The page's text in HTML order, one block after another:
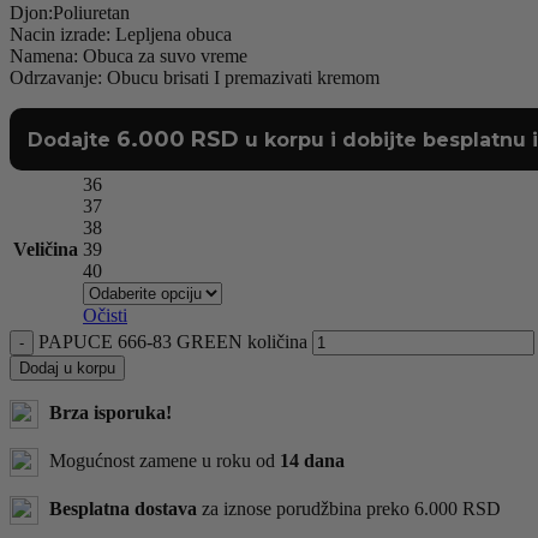
Djon:Poliuretan
Nacin izrade: Lepljena obuca
Namena: Obuca za suvo vreme
Odrzavanje: Obucu brisati I premazivati kremom
Dodajte 6.000 RSD u korpu i dobijte besplatnu
Veličina
36
37
38
39
40
Očisti
PAPUCE 666-83 GREEN količina
Dodaj u korpu
Brza isporuka!
Mogućnost zamene u roku od 14 dana
Besplatna dostava za iznose porudžbina preko 6.000 RSD